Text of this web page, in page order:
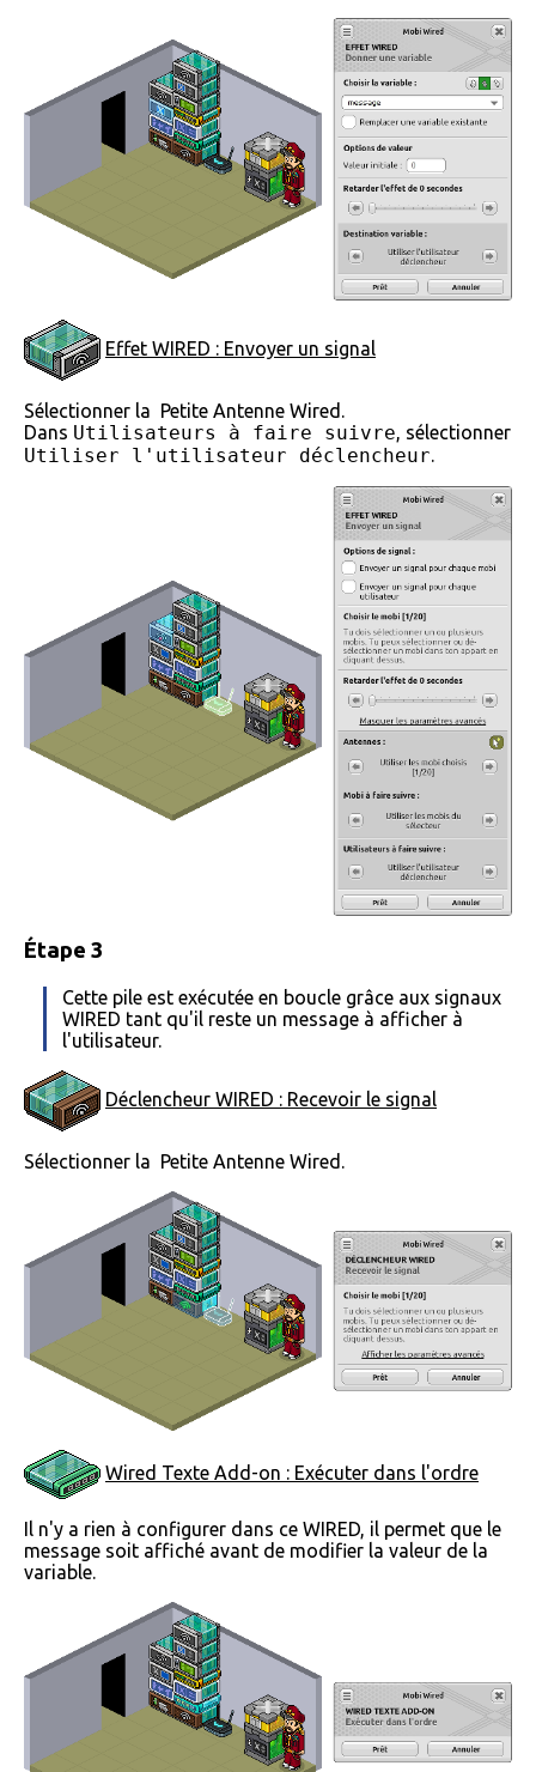
Effet WIRED : Envoyer un signal
Sélectionner la Petite Antenne Wired.
Dans Utilisateurs à faire suivre, sélectionner
Utiliser l'utilisateur déclencheur.
Étape 3
Cette pile est exécutée en boucle grâce aux signaux
WIRED tant qu'il reste un message à afficher à
l'utilisateur.
Déclencheur WIRED : Recevoir le signal
Sélectionner la Petite Antenne Wired.
Wired Texte Add-on : Exécuter dans l'ordre
Il n'y a rien à configurer dans ce WIRED, il permet que le
message soit affiché avant de modifier la valeur de la
variable.